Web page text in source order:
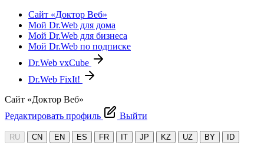
Сайт «Доктор Веб»
Мой Dr.Web для дома
Мой Dr.Web для бизнеса
Мой Dr.Web по подписке
Dr.Web vxCube
Dr.Web FixIt!
Сайт «Доктор Веб»
Редактировать профиль
Выйти
RU CN EN ES FR IT JP KZ UZ BY ID